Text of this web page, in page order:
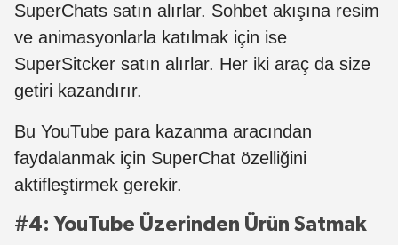
SuperChats satın alırlar. Sohbet akışına resim
ve animasyonlarla katılmak için ise
SuperSitcker satın alırlar. Her iki araç da size
getiri kazandırır.
Bu YouTube para kazanma aracından
faydalanmak için SuperChat özelliğini
aktifleştirmek gerekir.
#4: YouTube Üzerinden Ürün Satmak